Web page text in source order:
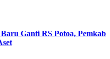
Ganti RS Potoa, Pemkab